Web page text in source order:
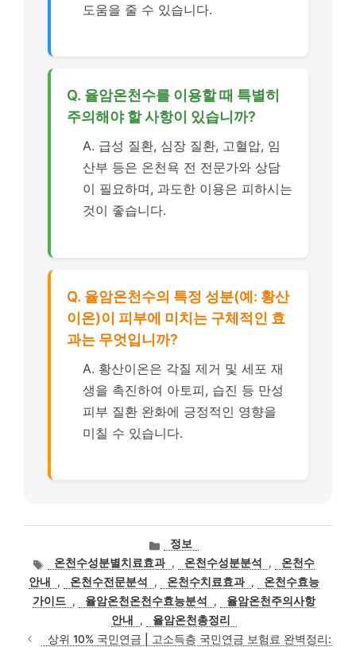
도움을 줄 수 있습니다.
Q. 율암온천수를 이용할 때 특별히
주의해야 할 사항이 있습니까?
A. 급성 질환, 심장 질환, 고혈압, 임
산부 등은 온천욕 전 전문가와 상담
이 필요하며, 과도한 이용은 피하시는
것이 좋습니다.
Q. 율암온천수의 특정 성분(예: 황산
이온)이 피부에 미치는 구체적인 효
과는 무엇입니까?
A. 황산이온은 각질 제거 및 세포 재
생을 촉진하여 아토피, 습진 등 만성
피부 질환 완화에 긍정적인 영향을
미칠 수 있습니다.
카
테
고
리
정보
태
그
온천수성분별치료효과 , 온천수성분분석 ,
온천수
안내
, 온천수전문분석 , 온천수치료효과 ,
온천수효능
가이드 , 율암온천온천수효능분석 ,
율암온천주의사항
안내
,
율암온천총정리
상위 10% 국민연금 | 고소득층 국민연금 보험료 완벽정리: